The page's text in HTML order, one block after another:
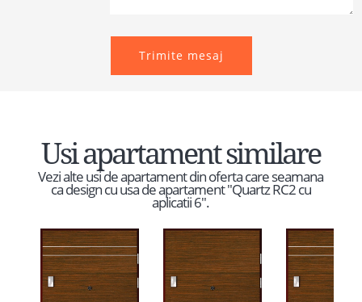
Trimite mesaj
Usi apartament similare
Vezi alte usi de apartament din oferta care seamana
ca design cu usa de apartament "Quartz RC2 cu
aplicatii 6".